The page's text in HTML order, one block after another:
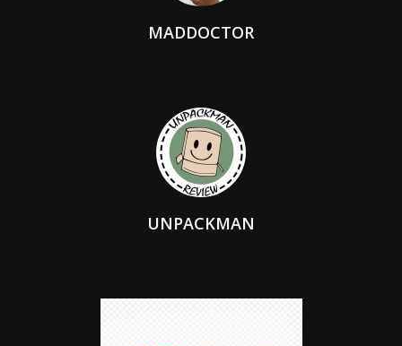
MADDOCTOR
UNPACKMAN